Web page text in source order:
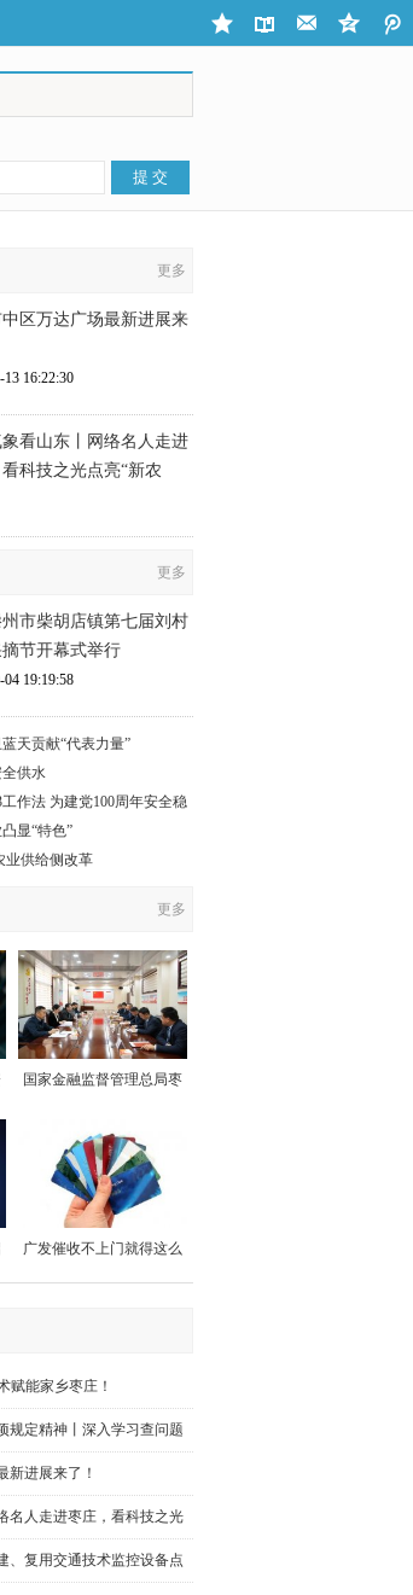
更多
区万达广场最新进展来
13 16:22:30
看山东丨网络名人走进
科技之光点亮“新农
更多
市柴胡店镇第七届刘村
节开幕式举行
04 19:19:58
天贡献“代表力量”
供水
作法 为建党100周年安全稳
显“特色”
业供给侧改革
更多
国家金融监督管理总局枣
局长孙清浩一行到滕州农
商银行调研指导工作
广发催收不上门就得这么
赋能家乡枣庄！
规定精神丨深入学习查问题
、海南、
新进展来了！
名人走进枣庄，看科技之光
、复用交通技术监控设备点